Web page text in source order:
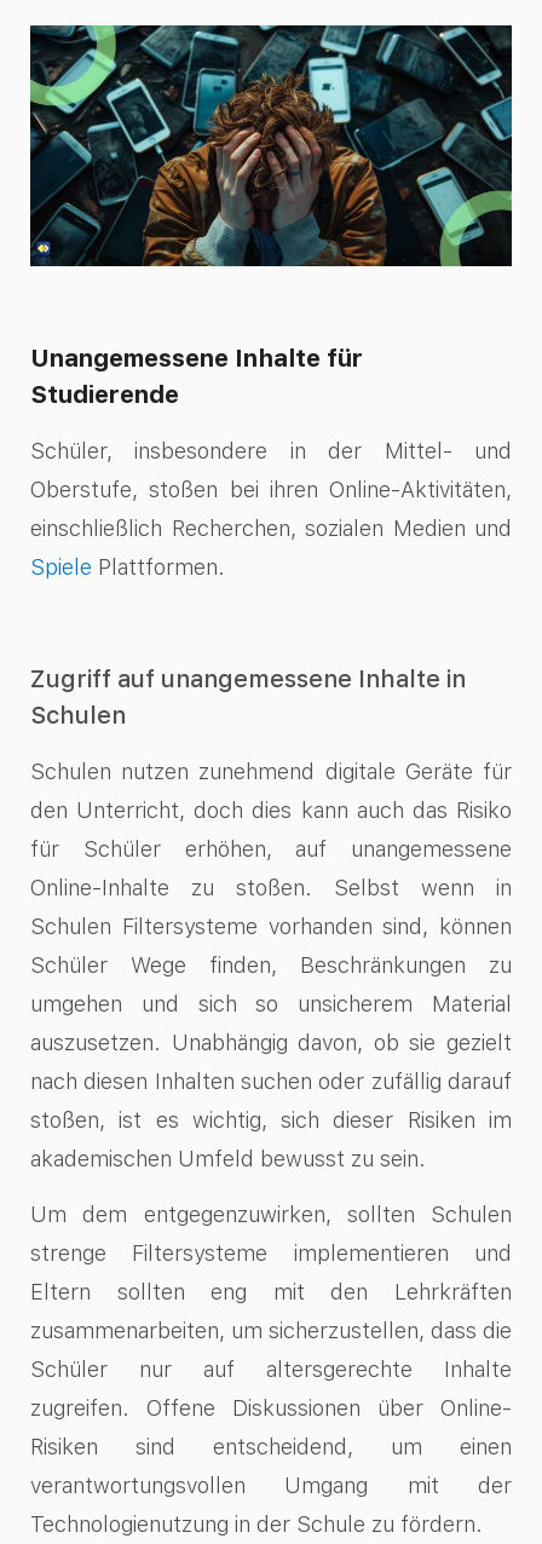
Unangemessene Inhalte für
Studierende
Schüler, insbesondere in der Mittel- und
Oberstufe, stoßen bei ihren Online-Aktivitäten,
einschließlich Recherchen, sozialen Medien und
Spiele Plattformen.
Zugriff auf unangemessene Inhalte in
Schulen
Schulen nutzen zunehmend digitale Geräte für
den Unterricht, doch dies kann auch das Risiko
für Schüler erhöhen, auf unangemessene
Online-Inhalte zu stoßen. Selbst wenn in
Schulen Filtersysteme vorhanden sind, können
Schüler Wege finden, Beschränkungen zu
umgehen und sich so unsicherem Material
auszusetzen. Unabhängig davon, ob sie gezielt
nach diesen Inhalten suchen oder zufällig darauf
stoßen, ist es wichtig, sich dieser Risiken im
akademischen Umfeld bewusst zu sein.
Um dem entgegenzuwirken, sollten Schulen
strenge Filtersysteme implementieren und
Eltern sollten eng mit den Lehrkräften
zusammenarbeiten, um sicherzustellen, dass die
Schüler nur auf altersgerechte Inhalte
zugreifen. Offene Diskussionen über Online-
Risiken sind entscheidend, um einen
verantwortungsvollen Umgang mit der
Technologienutzung in der Schule zu fördern.